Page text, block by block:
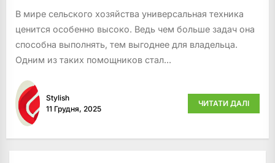
В мире сельского хозяйства универсальная техника
ценится особенно высоко. Ведь чем больше задач она
способна выполнять, тем выгоднее для владельца.
Одним из таких помощников стал...
Stylish
11 Грудня, 2025
ЧИТАТИ ДАЛІ